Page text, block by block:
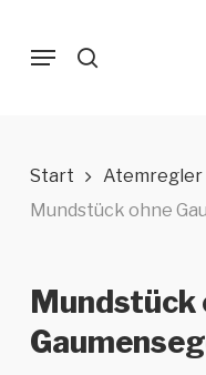
Menu
Start Atemregler
Mundstück ohne
Mundstück